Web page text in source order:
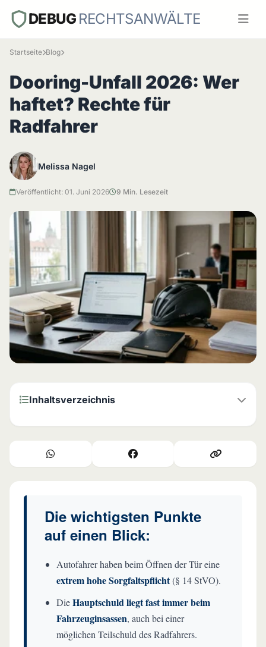
DEBUG RECHTSANWÄLTE
Startseite Blog
Dooring-Unfall 2026: Wer
haftet? Rechte für
Radfahrer
Melissa Nagel
Veröffentlicht: 01. Juni 2026 9 Min. Lesezeit
Inhaltsverzeichnis
Die wichtigsten Punkte auf einen Blick:
Ihre Rechte im Überblick: § 14 StVO als entscheidende
Norm
Was Gerichte regelmäßig entscheiden: Haftungsquoten
im Überblick
Dooring-Unfall: Was tun? Ihre 7-Schritte-Checkliste
machen?
Fazit: Ihr Recht nach einem Türunfall
Die wichtigsten Punkte
auf einen Blick:
Autofahrer haben beim Öffnen der Tür eine
extrem hohe Sorgfaltspflicht(§ 14 StVO).
DieHauptschuld liegt fast immer beim
Fahrzeuginsassen, auch bei einer
möglichen Teilschuld des Radfahrers.